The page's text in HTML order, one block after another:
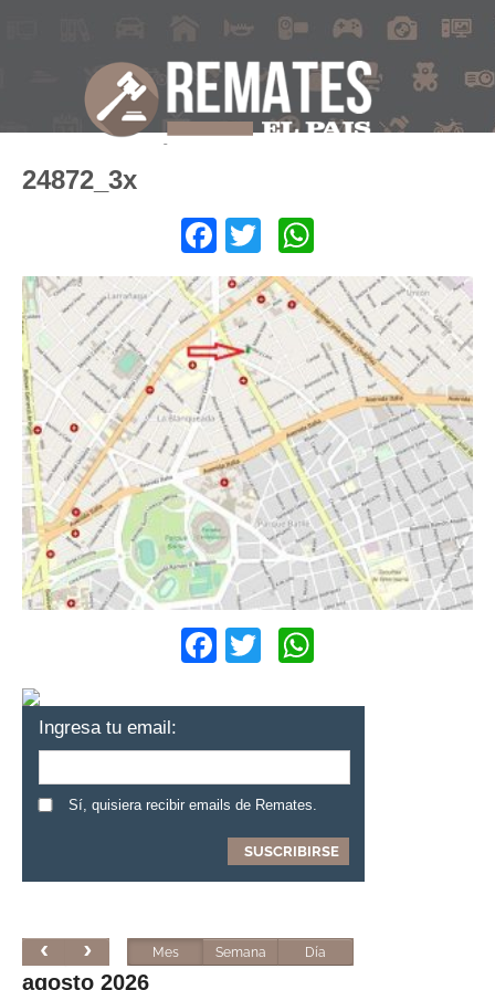
24872_3x
Facebook
Twitter
Facebook
Twitter
Ingresa tu email:
Sí, quisiera recibir emails de Remates.
Mes Semana Día
agosto 2026